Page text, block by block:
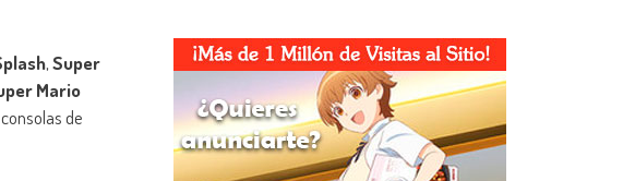
,Super
Mario
de